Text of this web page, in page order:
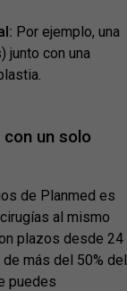
Por ejemplo, una
junto con una
un solo
de Planmed es
al mismo
plazos desde 24
más del 50% del
puedes